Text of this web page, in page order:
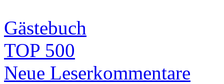
Gästebuch
TOP 500
Neue Leserkommentare